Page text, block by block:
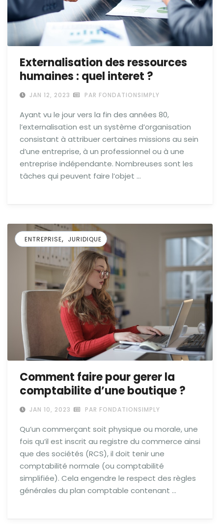
Externalisation des ressources
humaines : quel interet ?
JAN 12, 2023 PAR FONDATIONSIMPLY
Ayant vu le jour vers la fin des années 80,
l’externalisation est un système d’organisation
consistant à attribuer certaines missions au sein
d’une entreprise, à un professionnel ou à une
entreprise indépendante. Nombreuses sont les
tâches qui peuvent faire l’objet …
ENTREPRISE, JURIDIQUE
Comment faire pour gerer la
comptabilite d’une boutique ?
JAN 10, 2023 PAR FONDATIONSIMPLY
Qu’un commerçant soit physique ou morale, une
fois qu’il est inscrit au registre du commerce ainsi
que des sociétés (RCS), il doit tenir une
comptabilité normale (ou comptabilité
simplifiée). Cela engendre le respect des règles
générales du plan comptable contenant …